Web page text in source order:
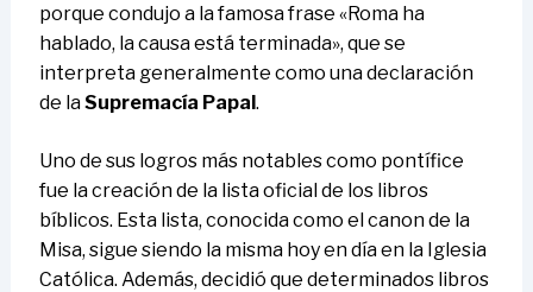
porque condujo a la famosa frase «Roma ha
hablado, la causa está terminada», que se
interpreta generalmente como una declaración
de laSupremacía Papal.
Uno de sus logros más notables como pontífice
fue la creación de la lista oficial de los libros
bíblicos. Esta lista, conocida como el canon de la
Misa, sigue siendo la misma hoy en día en la Iglesia
Católica. Además, decidió que determinados libros